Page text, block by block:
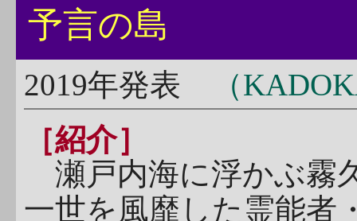
予言の島
2019年発表
（
［紹介］
瀬戸内海に浮かぶ霧
一世を風靡した霊能者